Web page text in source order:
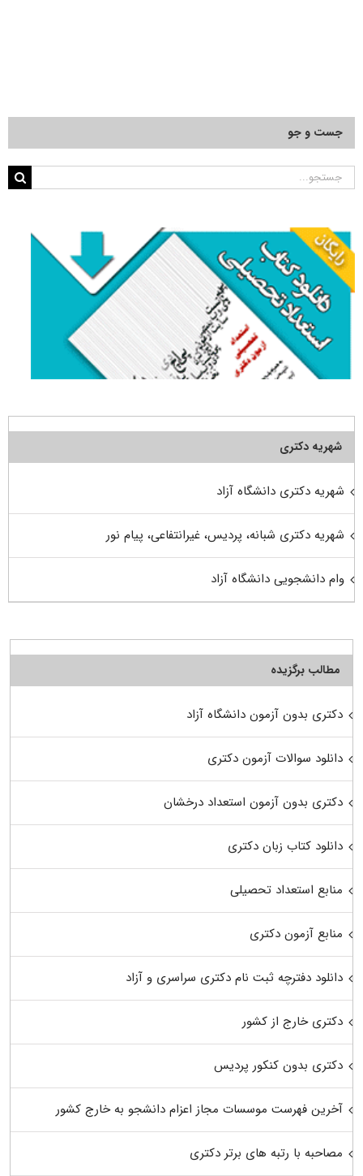
جست و جو
جستجو
شهریه دکتری
شهریه دکتری دانشگاه آزاد
شهریه دکتری شبانه، پردیس، غیرانتفاعی، پیام نور
وام دانشجویی دانشگاه آزاد
مطالب برگزیده
دکتری بدون آزمون دانشگاه آزاد
دانلود سوالات آزمون دکتری
دکتری بدون آزمون استعداد درخشان
دانلود کتاب زبان دکتری
منابع استعداد تحصیلی
منابع آزمون دکتری
دانلود دفترچه ثبت نام دکتری سراسری و آزاد
دکتری خارج از کشور
دکتری بدون کنکور پردیس
آخرین فهرست موسسات مجاز اعزام دانشجو به خارج کشور
مصاحبه با رتبه های برتر دکتری